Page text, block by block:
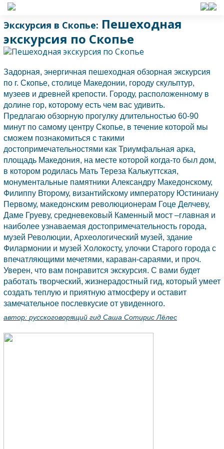
Экскурсия в Скопье: Пешеходная
экскурсия по Скопье
Задорная, энергичная пешеходная обзорная экскурсия
по г. Скопье, столице Македонии, городу скульптур,
музеев и древней крепости. Городу, расположенному в
долине гор, которому есть чем вас удивить.
Предлагаю обзорную прогулку длительностью 60-90
минут по самому центру Скопье, в течение которой мы
сможем познакомиться с такими
достопримечательностями как Триумфальная арка,
площадь Македония, на месте которой когда-то был дом,
в котором родилась Мать Тереза Калькуттская,
монументальные памятники Александру Македонскому,
Филиппу Второму, византийскому императору Юстиниану
Первому, македонским революционерам Гоце Делчеву,
Даме Груеву, средневековый Каменный мост –главная и
наиболее узнаваемая достопримечательность города,
музей Революции, Археологический музей, здание
Филармонии и музей Холокосту, улочки Старого города с
впечатляющими мечетями, караван-сараями, и проч.
Уверен, что вам понравится экскурсия. С вами будет
работать творческий, жизнерадостный гид, который умеет
создать теплую и приятную атмосферу и оставит
замечательное послевкусие от увиденного.
автор: русскоговорящий гид Саша Сотирис Лёлес